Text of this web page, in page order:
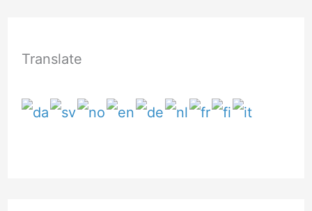
Translate